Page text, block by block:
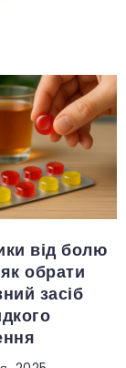
від болю
обрати
засіб